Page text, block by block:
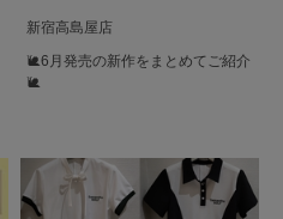
新宿高島屋店
🐌6月発売の新作をまとめてご紹介
🐌